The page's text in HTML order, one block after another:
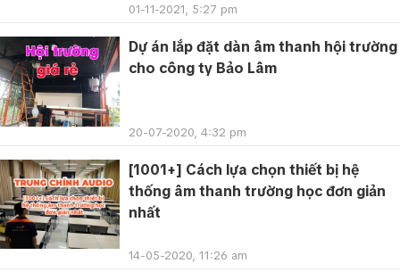
01-11-2021, 5:27 pm
Dự án lắp đặt dàn âm thanh hội trường
cho công ty Bảo Lâm
20-07-2020, 4:32 pm
[1001+] Cách lựa chọn thiết bị hệ
thống âm thanh trường học đơn giản
nhất
14-05-2020, 11:26 am